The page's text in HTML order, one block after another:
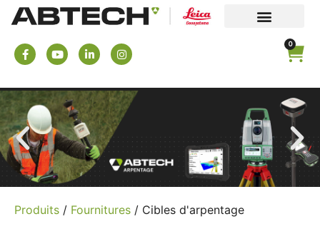
0
Produits / Fournitures / Cibles d'arpentage